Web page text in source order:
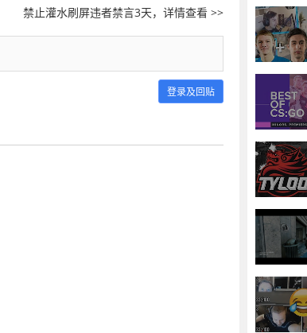
禁止灌水刷屏违者禁言3天，详情查看 >>
登录及回贴